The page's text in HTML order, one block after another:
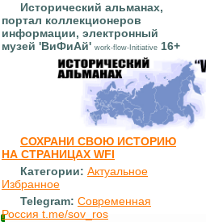
Исторический альманах,
портал коллекционеров
информации, электронный
музей 'ВиФиАй' work-flow-Initiative 16+
СОХРАНИ СВОЮ ИСТОРИЮ
НА СТРАНИЦАХ WFI
Категории: Актуальное
Избранное
Telegram: Современная
Россия t.me/sov_ros